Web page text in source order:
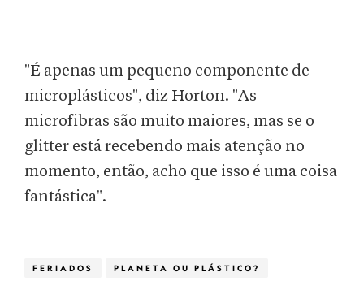
"É apenas um pequeno componente de
microplásticos", diz Horton. "As
microfibras são muito maiores, mas se o
glitter está recebendo mais atenção no
momento, então, acho que isso é uma coisa
fantástica".
FERIADOS PLANETA OU PLÁSTICO?